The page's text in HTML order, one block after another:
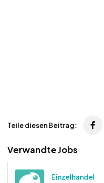
Teile diesen Beitrag:
Verwandte Jobs
Einzelhandel